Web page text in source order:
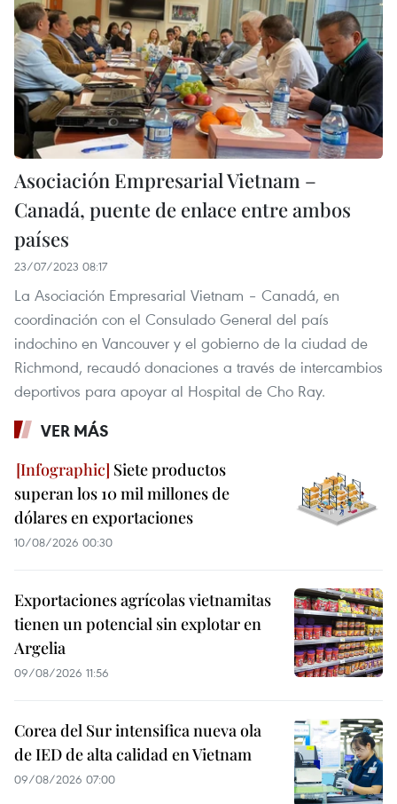
Asociación Empresarial Vietnam –
Canadá, puente de enlace entre ambos
países
23/07/2023 08:17
La Asociación Empresarial Vietnam – Canadá, en
coordinación con el Consulado General del país
indochino en Vancouver y el gobierno de la ciudad de
Richmond, recaudó donaciones a través de intercambios
deportivos para apoyar al Hospital de Cho Ray.
VER MÁS
Siete productos
superan los 10 mil millones de
dólares en exportaciones
10/08/2026 00:30
Exportaciones agrícolas vietnamitas
tienen un potencial sin explotar en
Argelia
09/08/2026 11:56
Corea del Sur intensifica nueva ola
de IED de alta calidad en Vietnam
09/08/2026 07:00